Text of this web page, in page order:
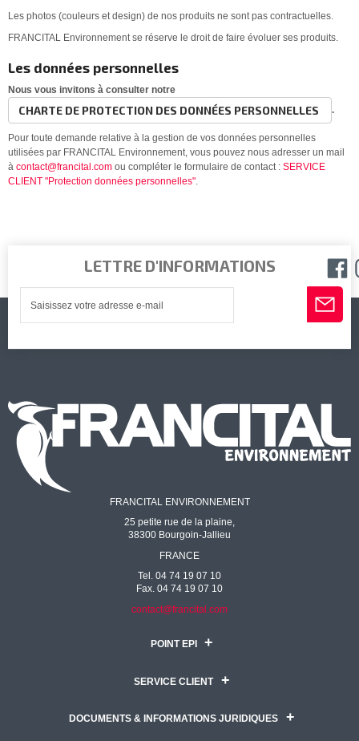
Les photos (couleurs et design) de nos produits ne sont pas contractuelles.
FRANCITAL Environnement se réserve le droit de faire évoluer ses produits.
Les données personnelles
Nous vous invitons à consulter notre
CHARTE DE PROTECTION DES DONNÉES PERSONNELLES .
Pour toute demande relative à la gestion de vos données personnelles
utilisées par FRANCITAL Environnement, vous pouvez nous adresser un mail
à contact@francital.com ou compléter le formulaire de contact : SERVICE
CLIENT "Protection données personnelles".
LETTRE D'INFORMATIONS
FRANCITAL ENVIRONNEMENT
25 petite rue de la plaine,
38300 Bourgoin-Jallieu
FRANCE
Tel. 04 74 19 07 10
Fax. 04 74 19 07 10
contact@francital.com
POINT EPI
SERVICE CLIENT
DOCUMENTS & INFORMATIONS JURIDIQUES